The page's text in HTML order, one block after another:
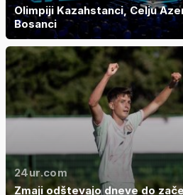
Olimpiji Kazahstanci, Celju
Bosanci
24ur.com
Zmaji odštevajo dneve do